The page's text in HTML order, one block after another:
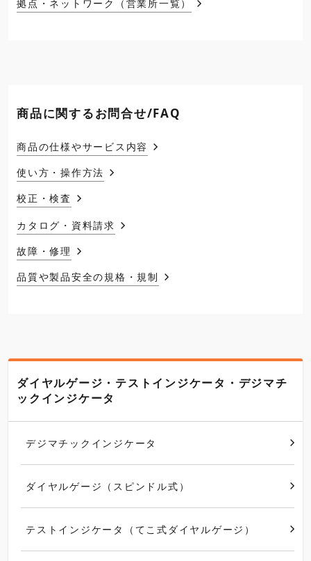
拠点・ネットワーク（営業所一覧）
商品に関するお問合せ/FAQ
商品の仕様やサービス内容
使い方・操作方法
校正・検査
カタログ・資料請求
故障・修理
品質や製品安全の規格・規制
ダイヤルゲージ・テストインジケータ・デジマチ
ックインジケータ
デジマチックインジケータ
ダイヤルゲージ（スピンドル式）
テストインジケータ（てこ式ダイヤルゲージ）